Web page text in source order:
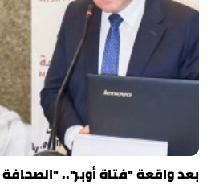
بعد واقعة "فتاة أوبر".. "الصحافة